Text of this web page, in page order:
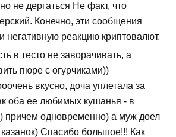
не дергаться Не факт, что
Конечно, эти сообщения
негативную реакцию криптовалют.
в тесто не заворачивать, а
пюре с огурчиками))
вкусно, доча уплетала за
оба ее любимых кушанья - в
причем одновременно) а муж доел
Спасибо большое!!! Как